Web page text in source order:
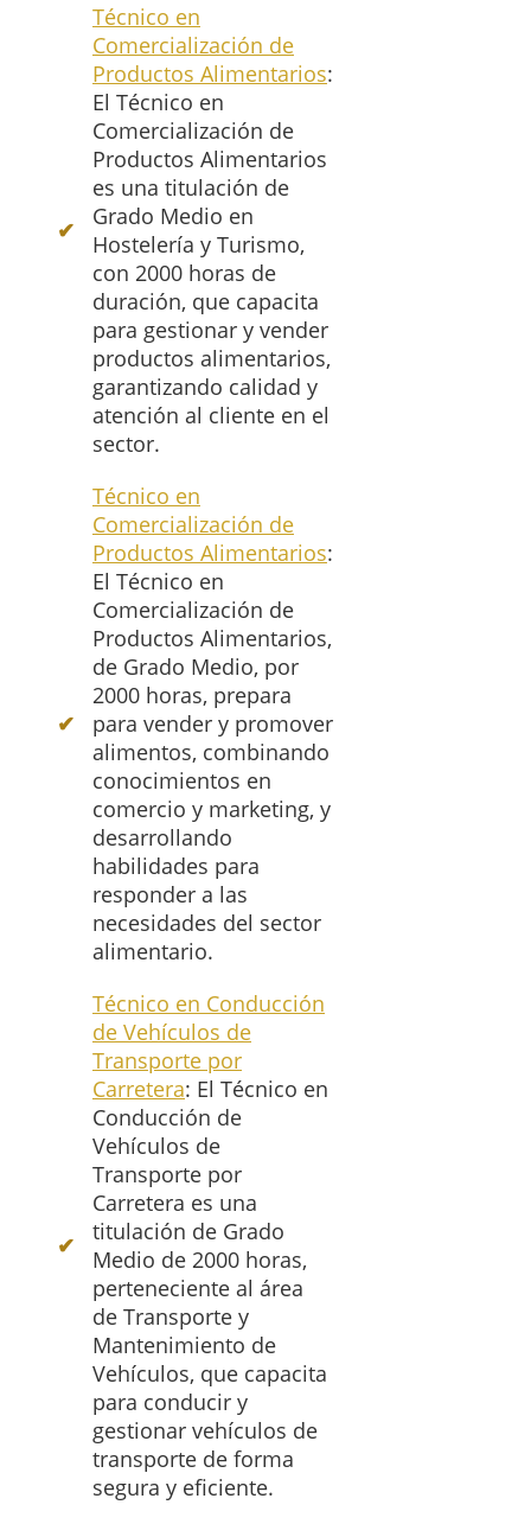
Técnico en
Comercialización de
Productos Alimentarios:
El Técnico en
Comercialización de
Productos Alimentarios
es una titulación de
Grado Medio en
Hostelería y Turismo,
con 2000 horas de
duración, que capacita
para gestionar y vender
productos alimentarios,
garantizando calidad y
atención al cliente en el
sector.
Técnico en
Comercialización de
Productos Alimentarios:
El Técnico en
Comercialización de
Productos Alimentarios,
de Grado Medio, por
2000 horas, prepara
para vender y promover
alimentos, combinando
conocimientos en
comercio y marketing, y
desarrollando
habilidades para
responder a las
necesidades del sector
alimentario.
Técnico en Conducción
de Vehículos de
Transporte por
Carretera: El Técnico en
Conducción de
Vehículos de
Transporte por
Carretera es una
titulación de Grado
Medio de 2000 horas,
perteneciente al área
de Transporte y
Mantenimiento de
Vehículos, que capacita
para conducir y
gestionar vehículos de
transporte de forma
segura y eficiente.